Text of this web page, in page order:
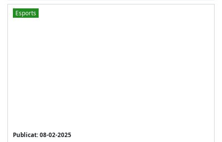
Esports
Publicat: 08-02-2025